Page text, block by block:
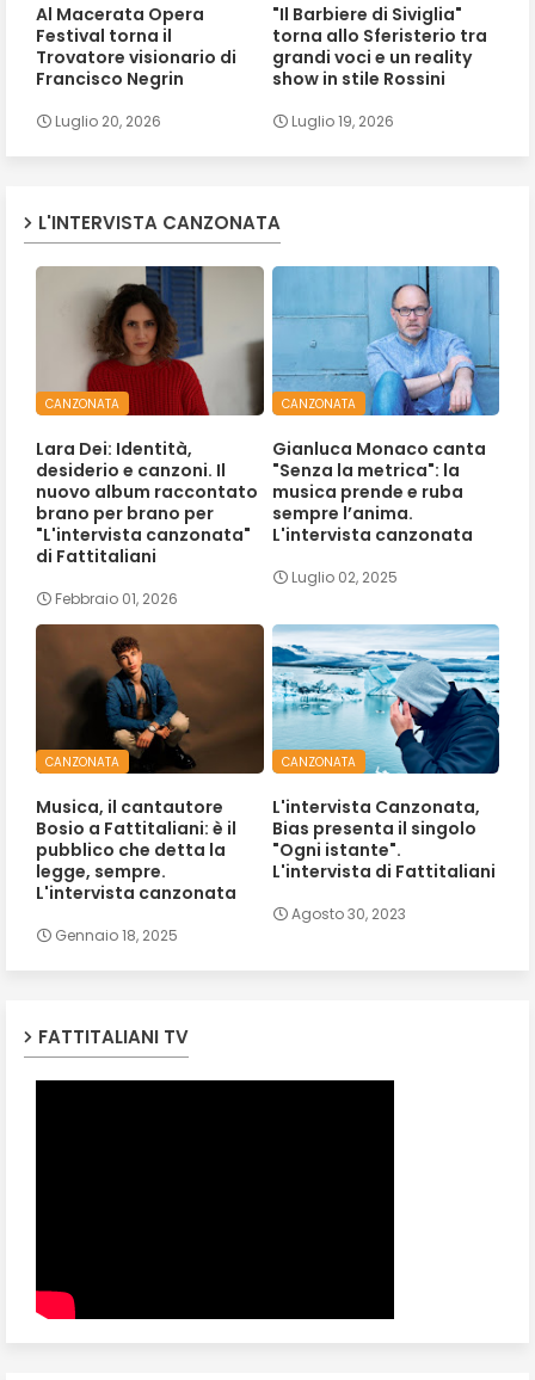
Al Macerata Opera
Festival torna il
Trovatore visionario di
Francisco Negrin
Luglio 20, 2026
"Il Barbiere di Siviglia"
torna allo Sferisterio tra
grandi voci e un reality
show in stile Rossini
Luglio 19, 2026
L'INTERVISTA CANZONATA
CANZONATA
Lara Dei: Identità,
desiderio e canzoni. Il
nuovo album raccontato
brano per brano per
"L'intervista canzonata"
di Fattitaliani
Febbraio 01, 2026
CANZONATA
Gianluca Monaco canta
"Senza la metrica": la
musica prende e ruba
sempre l’anima.
L'intervista canzonata
Luglio 02, 2025
CANZONATA
Musica, il cantautore
Bosio a Fattitaliani: è il
pubblico che detta la
legge, sempre.
L'intervista canzonata
Gennaio 18, 2025
CANZONATA
L'intervista Canzonata,
Bias presenta il singolo
"Ogni istante".
L'intervista di Fattitaliani
Agosto 30, 2023
FATTITALIANI TV